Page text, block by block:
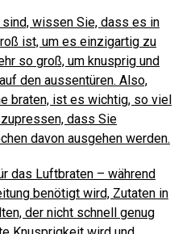
wissen Sie, dass es in
ist, um es einzigartig zu
so ​​groß, um knusprig und
den aussentüren. Also,
braten, ist es wichtig, so viel
dass Sie
davon ausgehen werden.
das Luftbraten – während
benötigt wird, Zutaten in
der nicht schnell genug